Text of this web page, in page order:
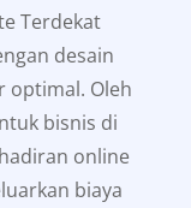
Terdekat
desain
optimal. Oleh
bisnis di
online
biaya